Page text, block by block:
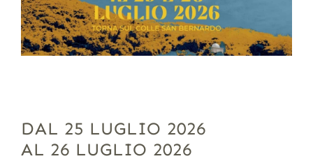
DAL 25 LUGLIO 2026
AL 26 LUGLIO 2026